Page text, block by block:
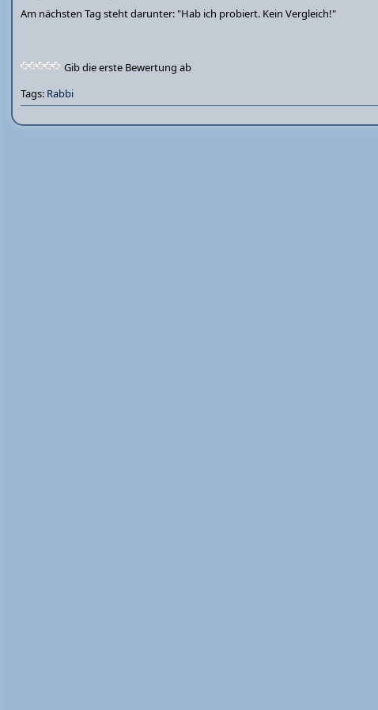
Am nächsten Tag steht darunter: "Hab ich probiert. Kein Vergleich!"
Gib die erste Bewertung ab
Tags: Rabbi